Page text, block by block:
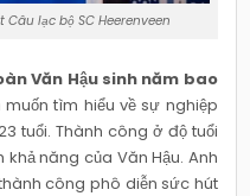
lạc bộ SC Heerenveen
Văn Hậu sinh năm bao
tìm hiểu về sự nghiệp
tuổi. Thành công ở độ tuổi
năng của Văn Hậu. Anh
công phô diễn sức hút